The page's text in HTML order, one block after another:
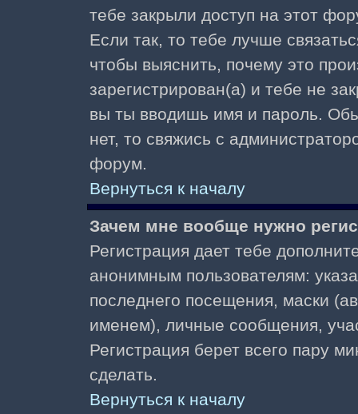
тебе закрыли доступ на этот
Если так, то тебе лучше
чтобы выяснить, почему это
зарегистрирован(а) и тебе не
вы ты вводишь имя и пароль.
нет, то свяжись с
форум.
Вернуться к началу
Зачем мне вообще нужно
Регистрация дает тебе
анонимным пользователям:
последнего посещения, маски
именем), личные сообщения,
Регистрация берет всего пару
сделать.
Вернуться к началу